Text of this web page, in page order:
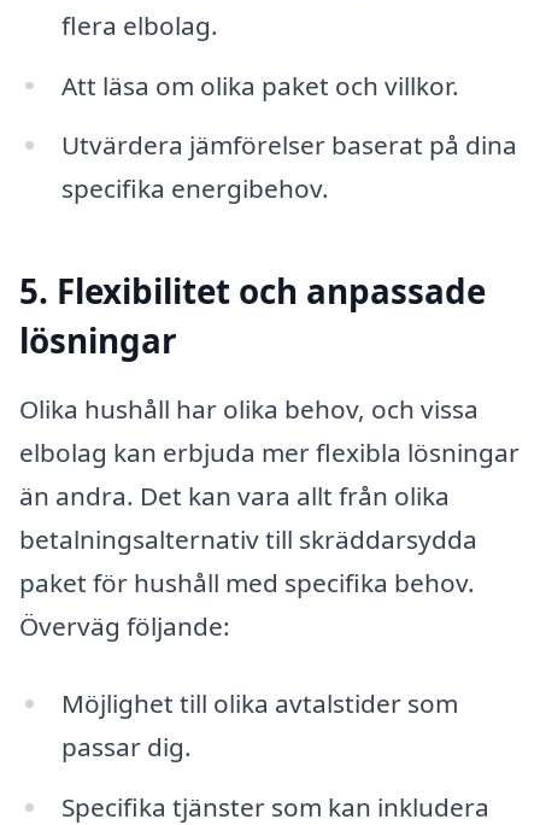
flera elbolag.
Att läsa om olika paket och villkor.
Utvärdera jämförelser baserat på dina
specifika energibehov.
5. Flexibilitet och anpassade
lösningar
Olika hushåll har olika behov, och vissa
elbolag kan erbjuda mer flexibla lösningar
än andra. Det kan vara allt från olika
betalningsalternativ till skräddarsydda
paket för hushåll med specifika behov.
Överväg följande:
Möjlighet till olika avtalstider som
passar dig.
Specifika tjänster som kan inkludera